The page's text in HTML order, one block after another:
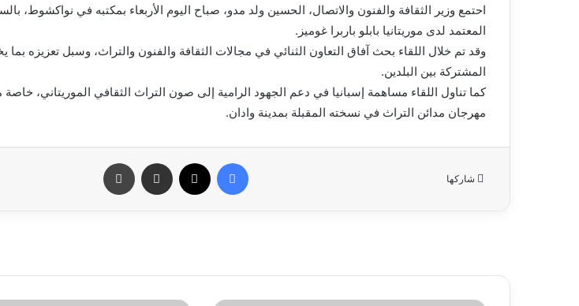
احتمع وزير الثقافة والفنون والاتصال، الحسين ولد مدو، صباح اليوم الأربعاء بمكتبه في نواكشوط،
المعتمد لدى موريتانيا بابلو باربرا غوميز.
وقد تم خلال اللقاء بحث آفاق التعاون الثنائي في مجالات الثقافة والفنون والتراث، وسبل تعزيزه بما
المشتركة بين البلدين.
كما تناول اللقاء مساهمة إسبانيا في دعم الجهود الرامية إلى صون التراث الثقافي الموريتاني،
مهرجان مدائن التراث في نسخته المقبلة بمدينة وادان.
شاركها
فيسبوك مشاركة عبر البريد